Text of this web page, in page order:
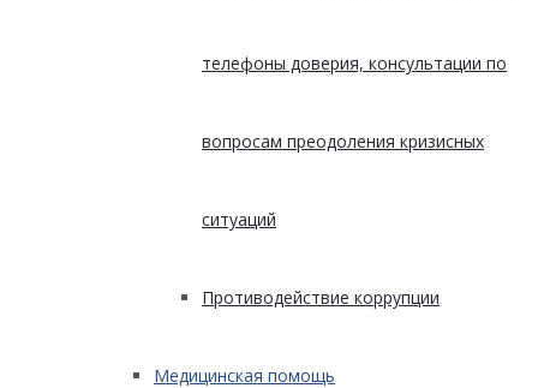
телефоны доверия, консультации по
вопросам преодоления кризисных
ситуаций
Противодействие коррупции
Медицинская помощь